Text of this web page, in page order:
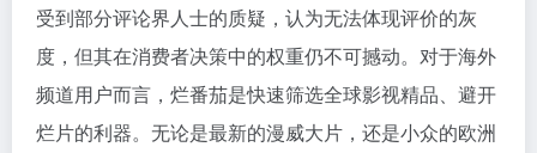
受到部分评论界人士的质疑，认为无法体现评价的灰
度，但其在消费者决策中的权重仍不可撼动。对于海外
频道用户而言，烂番茄是快速筛选全球影视精品、避开
烂片的利器。无论是最新的漫威大片，还是小众的欧洲